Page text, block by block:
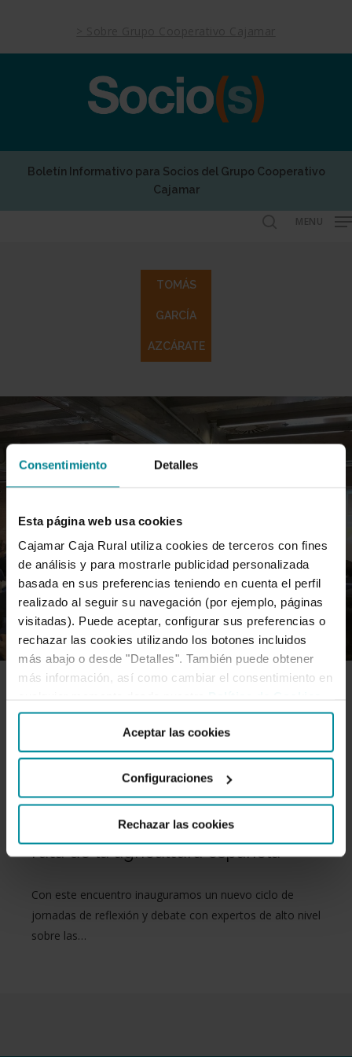
Consentimiento Detalles
Esta página web usa cookies
Cajamar Caja Rural utiliza cookies de terceros con fines
de análisis y para mostrarle publicidad personalizada
basada en sus preferencias teniendo en cuenta el perfil
realizado al seguir su navegación (por ejemplo, páginas
visitadas). Puede aceptar, configurar sus preferencias o
rechazar las cookies utilizando los botones incluidos
más abajo o desde "Detalles". También puede obtener
más información, así como cambiar el consentimiento en
Aceptar las cookies
Configuraciones
Rechazar las cookies
main
Boletín Informativo para Socios del Grupo Cooperativo
Cajamar
MENU
TOMÁS
GARCÍA
AZCÁRATE
Un panel multidisciplinar de
expertos para dibujar la hoja de
ruta de la agricultura española
Con este encuentro inauguramos un nuevo ciclo de
jornadas de reflexión y debate con expertos de alto nivel
sobre las…